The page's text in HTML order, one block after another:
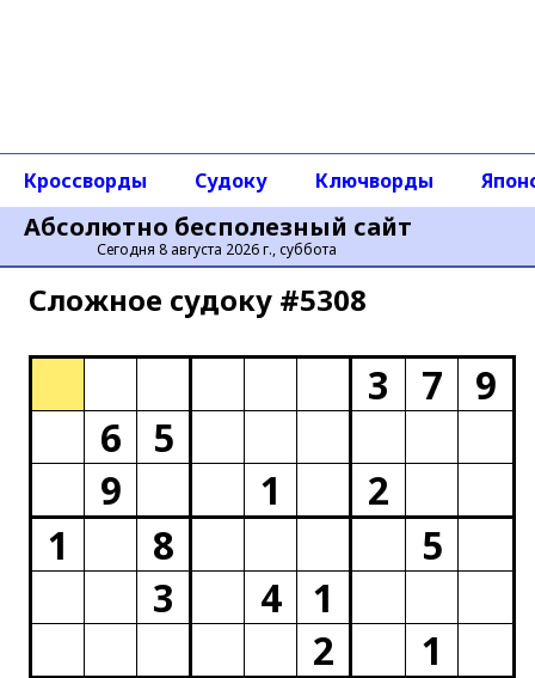
Абсолютно бесполезный сайт
Сегодня 8 августа 2026 г., суббота
Кроссворды Судоку Ключворды
Сложное cудоку #5308
3 7
9
6
5
9
1
2
1
8
5
3
4
1
2
1